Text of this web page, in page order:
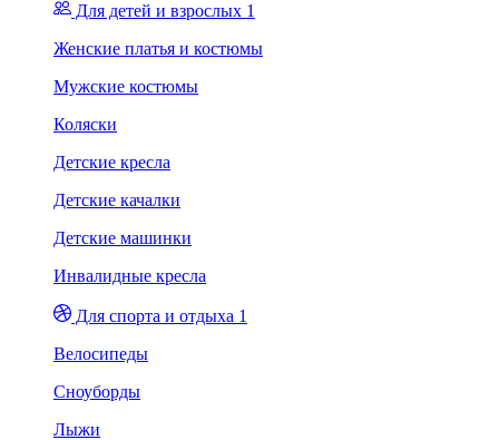
Для детей и взрослых 1
Женские платья и костюмы
Мужские костюмы
Коляски
Детские кресла
Детские качалки
Детские машинки
Инвалидные кресла
Для спорта и отдыха 1
Велосипеды
Сноуборды
Лыжи